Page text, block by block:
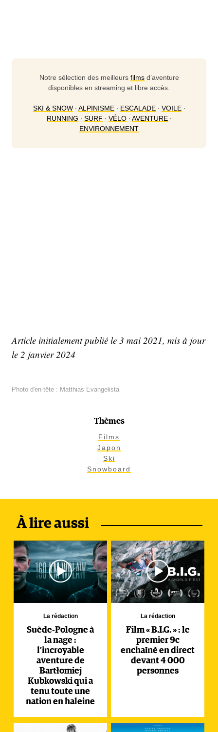
Notre sélection des meilleurs filmsd’aventure
disponibles en streaming et libre accès.
SKI & SNOW∙ ALPINISME∙ ESCALADE∙ VOILE∙
RUNNING ∙ SURF ∙ VÉLO∙ AVENTURE∙
ENVIRONNEMENT
Article initialement publié le 3 mai 2021, mis à jour
le 2 janvier 2024
Photo d'en-tête : Matthias Evangelista
Thèmes
Films
Japon
Ski
Snowboard
À lire aussi
La rédaction
Suède-Pologne à
la nage :
l’incroyable
aventure de
Bartłomiej
Kubkowski qui a
tenu toute une
nation en haleine
La rédaction
Film « B.I.G. » : le
premier 9c
enchaîné en direct
devant 4 000
personnes